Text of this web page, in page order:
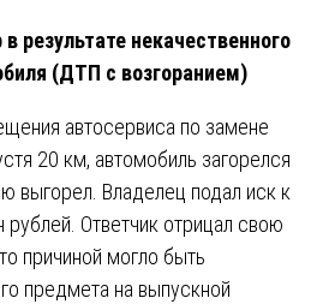
результате некачественного
(ДТП с возгоранием)
автосервиса по замене
20 км, автомобиль загорелся
выгорел. Владелец подал иск к
рублей. Ответчик отрицал свою
причиной могло быть
предмета на выпускной